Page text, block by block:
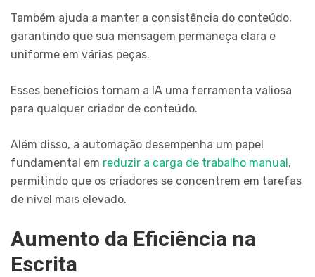
Também ajuda a manter a consistência do conteúdo,
garantindo que sua mensagem permaneça clara e
uniforme em várias peças.
Esses benefícios tornam a IA uma ferramenta valiosa
para qualquer criador de conteúdo.
Além disso, a automação desempenha um papel
fundamental em reduzir a carga de trabalho manual,
permitindo que os criadores se concentrem em tarefas
de nível mais elevado.
Aumento da Eficiência na
Escrita